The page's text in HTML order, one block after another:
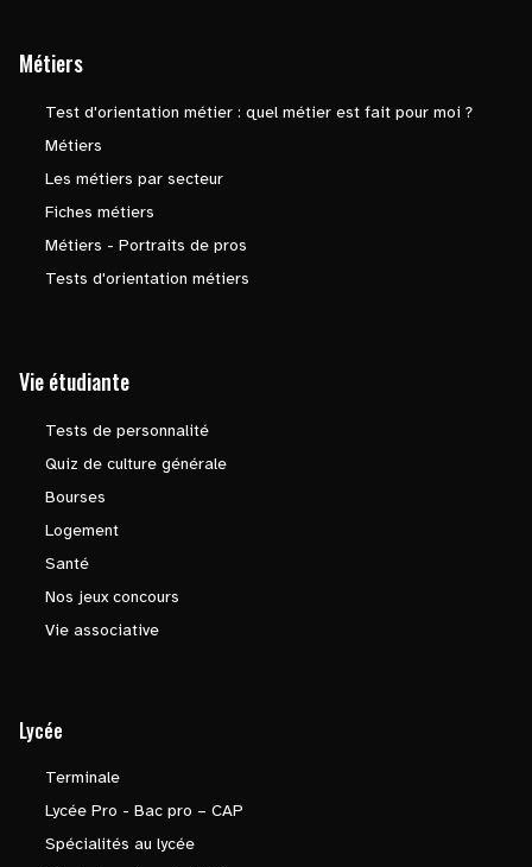
Métiers
Test d'orientation métier : quel métier est fait pour moi ?
Métiers
Les métiers par secteur
Fiches métiers
Métiers - Portraits de pros
Tests d'orientation métiers
Vie étudiante
Tests de personnalité
Quiz de culture générale
Bourses
Logement
Santé
Nos jeux concours
Vie associative
Lycée
Terminale
Lycée Pro - Bac pro – CAP
Spécialités au lycée